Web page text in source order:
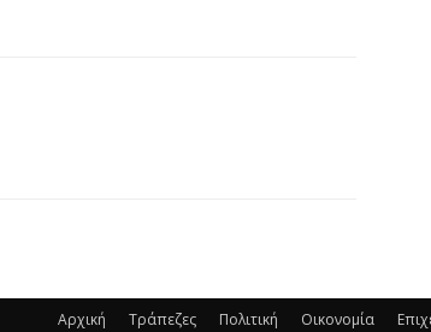
Αρχική Τράπεζες Πολιτική Οικονομία